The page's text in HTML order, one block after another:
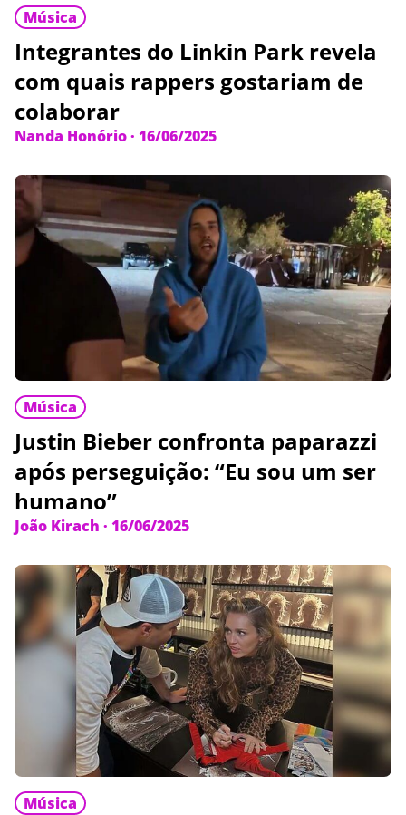
Música
Integrantes do Linkin Park revela
com quais rappers gostariam de
colaborar
Nanda Honório· 16/06/2025
Música
Justin Bieber confronta paparazzi
após perseguição: “Eu sou um ser
humano”
João Kirach · 16/06/2025
Música